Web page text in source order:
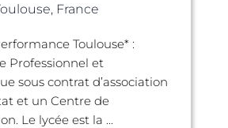
France
Toulouse* :
Professionnel et
sous contrat d’association
et un Centre de
Le lycée est la ...